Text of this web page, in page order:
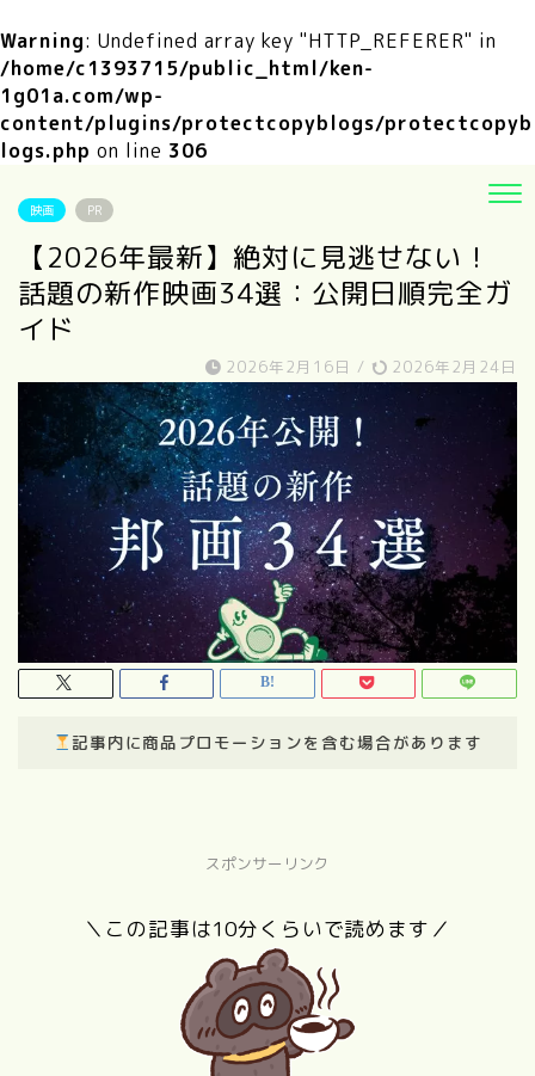
Warning: Undefined array key "HTTP_REFERER" in
/home/c1393715/public_html/ken-
1g01a.com/wp-
content/plugins/protectcopyblogs/protectcopyb
logs.php on line 306
映画 PR
【2026年最新】絶対に見逃せない！
話題の新作映画34選：公開日順完全ガ
イド
2026年2月16日 / 2026年2月24日
記事内に商品プロモーションを含む場合があります
スポンサーリンク
＼この記事は10分くらいで読めます／